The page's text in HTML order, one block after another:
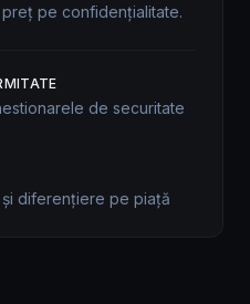
pe confidențialitate.
de securitate
diferențiere pe piață